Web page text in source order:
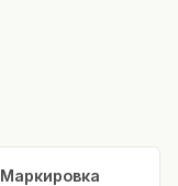
Маркировка